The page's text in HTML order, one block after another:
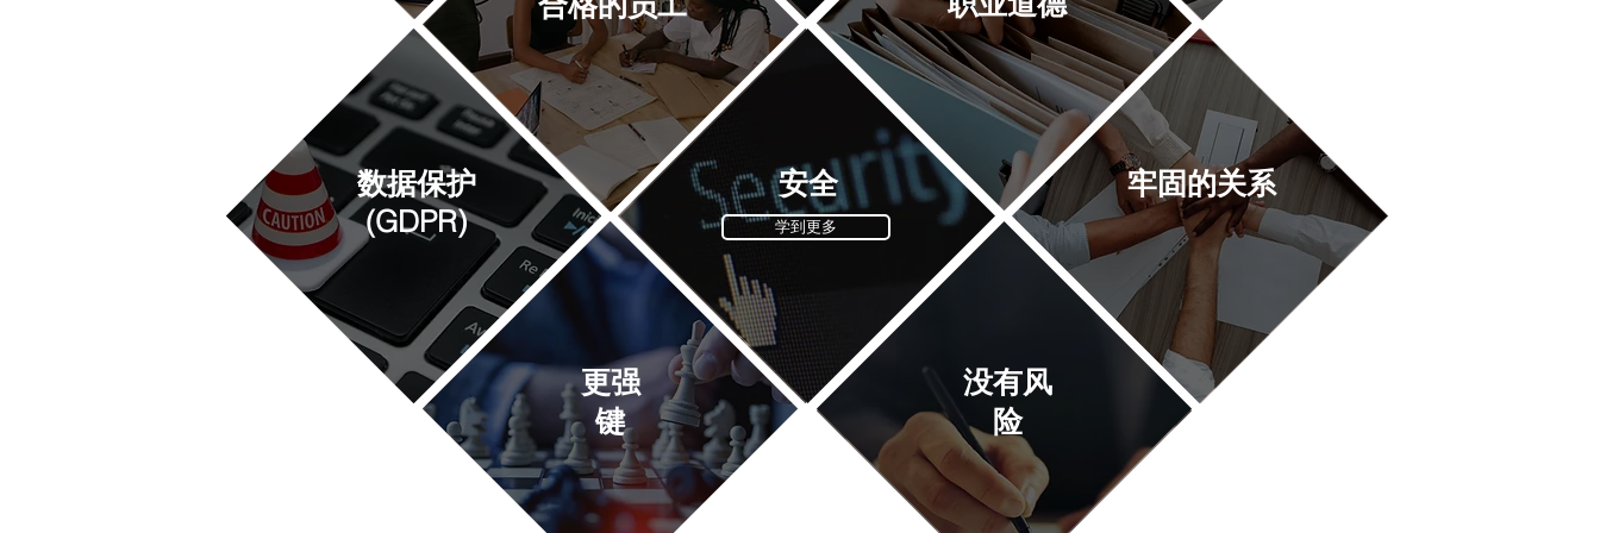
更强
键
数据保护
(GDPR)
安全
学到更多
牢固的关系
没有风
险